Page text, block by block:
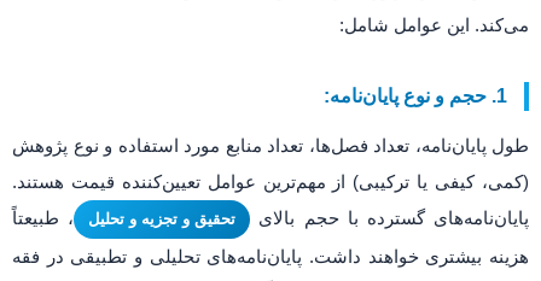
می‌کند. این عوامل شامل:
1. حجم و نوع پایان‌نامه:
طول پایان‌نامه، تعداد فصل‌ها، تعداد منابع مورد استفاده و نوع پژوهش
(کمی، کیفی یا ترکیبی) از مهم‌ترین عوامل تعیین‌کننده قیمت هستند.
پایان‌نامه‌های گسترده با حجم بالای
تحقیق و تجزیه و تحلیل
، طبیعتاً
هزینه بیشتری خواهند داشت. پایان‌نامه‌های تحلیلی و تطبیقی در فقه